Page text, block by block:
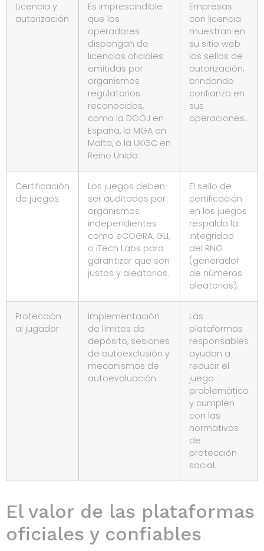
Licencia y
autorización
Es imprescindible
que los
operadores
dispongan de
licencias oficiales
emitidas por
organismos
regulatorios
reconocidos,
como la DGOJ en
España, la MGA en
Malta, o la UKGC en
Reino Unido.
Empresas
con licencia
muestran en
su sitio web
los sellos de
autorización,
brindando
confianza en
sus
operaciones.
Certificación
de juegos
Los juegos deben
ser auditados por
organismos
independientes
como eCOGRA, GLI,
o iTech Labs para
garantizar que son
justos y aleatorios.
El sello de
certificación
en los juegos
respalda la
integridad
del RNG
(generador
de números
aleatorios).
Protección
al jugador
Implementación
de límites de
depósito, sesiones
de autoexclusión y
mecanismos de
autoevaluación.
Las
plataformas
responsables
ayudan a
reducir el
juego
problemático
y cumplen
con las
normativas
de
protección
social.
El valor de las plataformas
oficiales y confiables